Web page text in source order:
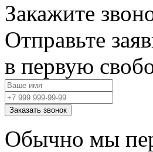
Закажите
Отправьте
в первую
Заказать звонок
Обычно мы